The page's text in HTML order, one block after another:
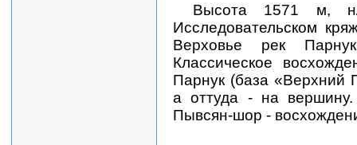
Высота 1571 м,
Исследовательском
Верховье рек
Классическое
Парнук (база «Верхний
а оттуда - на
Пывсян-шор -